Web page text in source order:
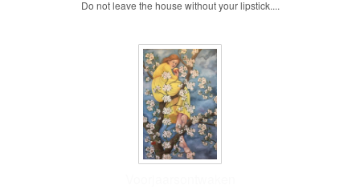
Do not leave the house without your lipstick....